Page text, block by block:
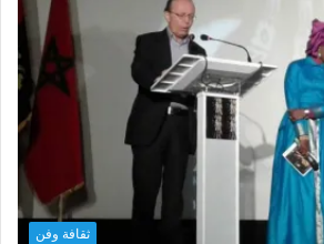
ثقافة وفن